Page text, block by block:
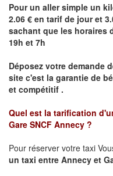
Pour un aller simple un
2.06 € en tarif de jour et
sachant que les horaires
19h et 7h
Déposez votre demande
site c'est la garantie de
et compétitif .
Quel est la tarification
Gare SNCF Annecy ?
Pour réserver votre taxi
un taxi entre Annecy et